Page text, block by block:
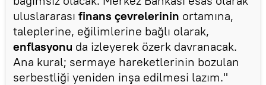
uluslararası finans çevrelerinin ortamına,
taleplerine, eğilimlerine bağlı olarak,
enflasyonu da izleyerek özerk davranacak.
Ana kural; sermaye hareketlerinin bozulan
serbestliği yeniden inşa edilmesi lazım."